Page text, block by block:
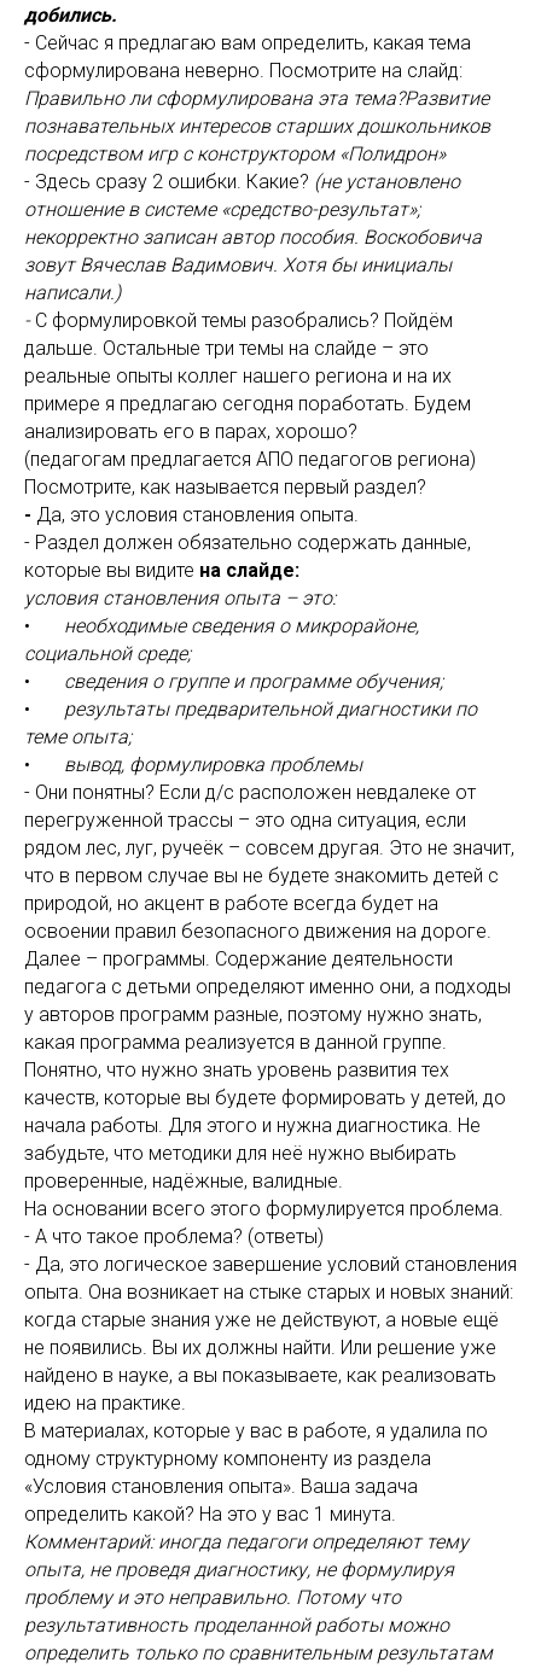
добились.
- Сейчас я предлагаю вам определить, какая тема
сформулирована неверно. Посмотрите на слайд:
Правильно ли сформулирована эта тема?Развитие
познавательных интересов старших дошкольников
посредством игр с конструктором «Полидрон»
- Здесь сразу 2 ошибки. Какие? (не установлено
отношение в системе «средство-результат»;
некорректно записан автор пособия. Воскобовича
зовут Вячеслав Вадимович. Хотя бы инициалы
написали.)
- С формулировкой темы разобрались? Пойдём
дальше. Остальные три темы на слайде – это
реальные опыты коллег нашего региона и на их
примере я предлагаю сегодня поработать. Будем
анализировать его в парах, хорошо?
(педагогам предлагается АПО педагогов региона)
Посмотрите, как называется первый раздел?
- Да, это условия становления опыта.
- Раздел должен обязательно содержать данные,
которые вы видите на слайде:
условия становления опыта – это:
• необходимые сведения о микрорайоне,
социальной среде;
• сведения о группе и программе обучения;
• результаты предварительной диагностики по
теме опыта;
• вывод, формулировка проблемы
- Они понятны? Если д/с расположен невдалеке от
перегруженной трассы – это одна ситуация, если
рядом лес, луг, ручеёк – совсем другая. Это не значит,
что в первом случае вы не будете знакомить детей с
природой, но акцент в работе всегда будет на
освоении правил безопасного движения на дороге.
Далее – программы. Содержание деятельности
педагога с детьми определяют именно они, а подходы
у авторов программ разные, поэтому нужно знать,
какая программа реализуется в данной группе.
Понятно, что нужно знать уровень развития тех
качеств, которые вы будете формировать у детей, до
начала работы. Для этого и нужна диагностика. Не
забудьте, что методики для неё нужно выбирать
проверенные, надёжные, валидные.
На основании всего этого формулируется проблема.
- А что такое проблема? (ответы)
- Да, это логическое завершение условий становления
опыта. Она возникает на стыке старых и новых знаний:
когда старые знания уже не действуют, а новые ещё
не появились. Вы их должны найти. Или решение уже
найдено в науке, а вы показываете, как реализовать
идею на практике.
В материалах, которые у вас в работе, я удалила по
одному структурному компоненту из раздела
«Условия становления опыта». Ваша задача
определить какой? На это у вас 1 минута.
Комментарий: иногда педагоги определяют тему
опыта, не проведя диагностику, не формулируя
проблему и это неправильно. Потому что
результативность проделанной работы можно
определить только по сравнительным результатам